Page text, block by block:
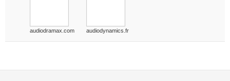
audiodramax.com audiodynamics.fr